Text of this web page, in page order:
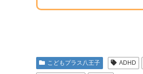
こどもプラス八王子 ADHD